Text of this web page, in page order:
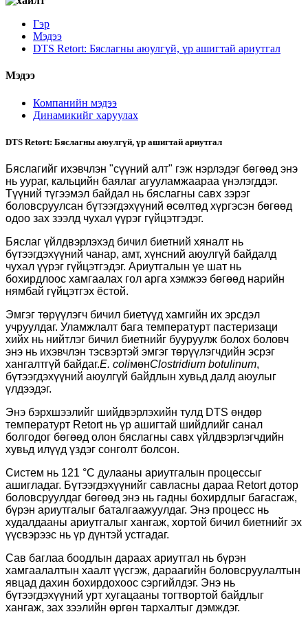
Гэр
Мэдээ
DTS Retort: ​​Бяслагны аюулгүй, үр ашигтай ариутгал
Мэдээ
Компанийн мэдээ
Динамикийг харуулах
DTS Retort: ​​Бяслагны аюулгүй, үр ашигтай ариутгал
Бяслагийг ихэвчлэн "сүүний алт" гэж нэрлэдэг бөгөөд энэ
нь уураг, кальцийн баялаг агууламжаараа үнэлэгддэг.
Түүний түгээмэл байдал нь бяслагны савх зэрэг
боловсруулсан бүтээгдэхүүний өсөлтөд хүргэсэн бөгөөд
одоо зах зээлд чухал үүрэг гүйцэтгэдэг.
Бяслаг үйлдвэрлэхэд бичил биетний хяналт нь
бүтээгдэхүүний чанар, амт, хүнсний аюулгүй байдалд
чухал үүрэг гүйцэтгэдэг. Ариутгалын үе шат нь
бохирдлоос хамгаалах гол арга хэмжээ бөгөөд нарийн
нямбай гүйцэтгэх ёстой.
Эмгэг төрүүлэгч бичил биетүүд хамгийн их эрсдэл
учруулдаг. Уламжлалт бага температурт пастеризаци
хийх нь нийтлэг бичил биетнийг бууруулж болох боловч
энэ нь ихэвчлэн тэсвэртэй эмгэг төрүүлэгчдийн эсрэг
хангалтгүй байдаг.E. coliмөнClostridium botulinum,
бүтээгдэхүүний аюулгүй байдлын хувьд далд аюулыг
үлдээдэг.
Энэ бэрхшээлийг шийдвэрлэхийн тулд DTS өндөр
температурт Retort нь үр ашигтай шийдлийг санал
болгодог бөгөөд олон бяслагны савх үйлдвэрлэгчдийн
хувьд илүүд үздэг сонголт болсон.
Систем нь 121 °C дулааны ариутгалын процессыг
ашигладаг. Бүтээгдэхүүнийг савласны дараа Retort дотор
боловсруулдаг бөгөөд энэ нь гадны бохирдлыг багасгаж,
бүрэн ариутгалыг баталгаажуулдаг. Энэ процесс нь
худалдааны ариутгалыг хангаж, хортой бичил биетнийг эх
үүсвэрээс нь үр дүнтэй устгадаг.
Сав баглаа боодлын дараах ариутгал нь бүрэн
хамгаалалтын хаалт үүсгэж, дараагийн боловсруулалтын
явцад дахин бохирдохоос сэргийлдэг. Энэ нь
бүтээгдэхүүний урт хугацааны тогтвортой байдлыг
хангаж, зах зээлийн өргөн тархалтыг дэмждэг.